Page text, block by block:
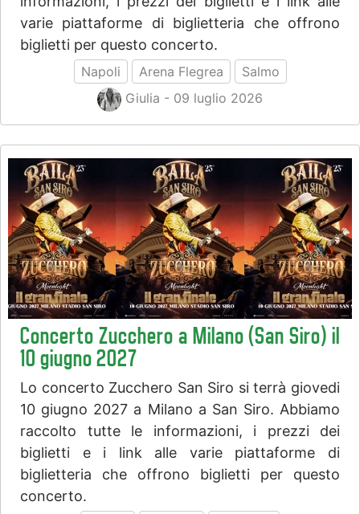
varie piattaforme di biglietteria che offrono
biglietti per questo concerto.
Napoli Arena Flegrea
Salmo
Giulia - 09 luglio 2026
Concerto Zucchero a Milano (San Siro) il
10 giugno 2027
Lo concerto Zucchero San Siro si terrà giovedi
10 giugno 2027 a Milano a San Siro. Abbiamo
raccolto tutte le informazioni, i prezzi dei
biglietti e i link alle varie piattaforme di
biglietteria che offrono biglietti per questo
concerto.